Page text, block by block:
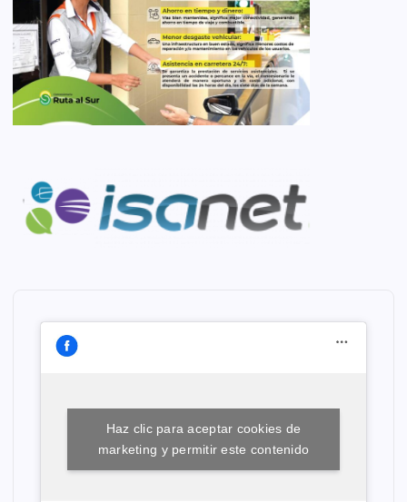
Haz clic para aceptar cookies de
marketing y permitir este contenido